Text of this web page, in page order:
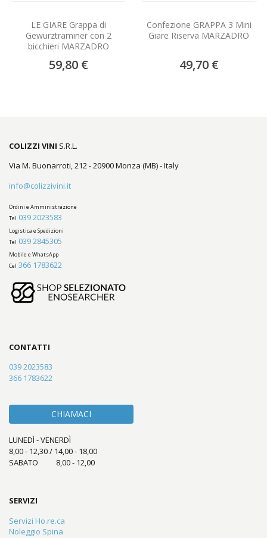
LE GIARE Grappa di
Gewurztraminer con 2
bicchieri MARZADRO
59,80 €
Confezione GRAPPA 3 Mini
Giare Riserva MARZADRO
49,70 €
COLIZZI VINI S.R.L.
Via M. Buonarroti, 212 - 20900 Monza (MB) - Italy
info@colizzivini.it
Ordini e Amministrazione
Tel 039 2023583
Logistica e Spedizioni
Tel 039 2845305
Mobile e WhatsApp
Cel 366 1783622
CONTATTI
039 2023583
366 1783622
CHIAMACI
LUNEDÌ - VENERDÌ
8,00 - 12,30 / 14,00 - 18,00
SABATO 8,00 - 12,00
SERVIZI
Servizi Ho.re.ca
Noleggio Spina